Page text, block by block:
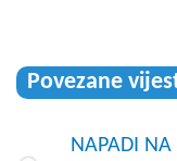
Povezane
NAPADI NA